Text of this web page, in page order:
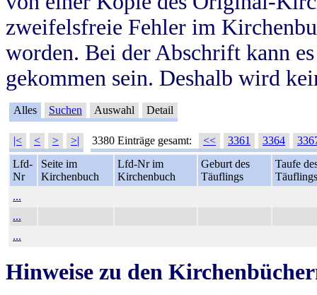
zweifelsfreie Fehler im
worden. Bei der Abschrift kann
gekommen sein. Deshalb wird
Alles Suchen Auswahl Detail
|< < > >| 3380 Einträge gesamt: << 3361 3364
Lfd-
Nr
Seite im
Kirchenbuch
Lfd-Nr im
Kirchenbuch
Geburt des
Täuflings
Taufe
Täuflings
...
...
...
Hinweise zu den